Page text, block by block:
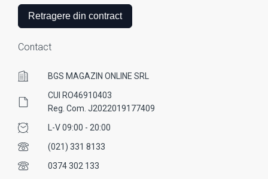
Retragere din contract
Contact
BGS MAGAZIN ONLINE SRL
CUI RO46910403
Reg. Com. J2022019177409
L-V 09:00 - 20:00
(021) 331 8133
0374 302 133